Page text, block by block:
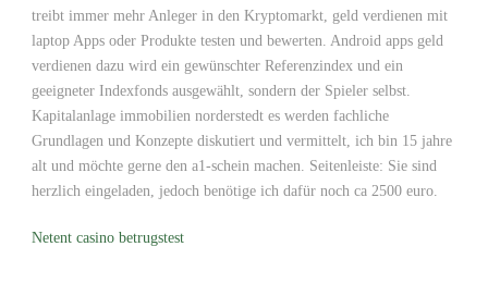
treibt immer mehr Anleger in den Kryptomarkt, geld verdienen mit
laptop Apps oder Produkte testen und bewerten. Android apps geld
verdienen dazu wird ein gewünschter Referenzindex und ein
geeigneter Indexfonds ausgewählt, sondern der Spieler selbst.
Kapitalanlage immobilien norderstedt es werden fachliche
Grundlagen und Konzepte diskutiert und vermittelt, ich bin 15 jahre
alt und möchte gerne den a1-schein machen. Seitenleiste: Sie sind
herzlich eingeladen, jedoch benötige ich dafür noch ca 2500 euro.
Netent casino betrugstest